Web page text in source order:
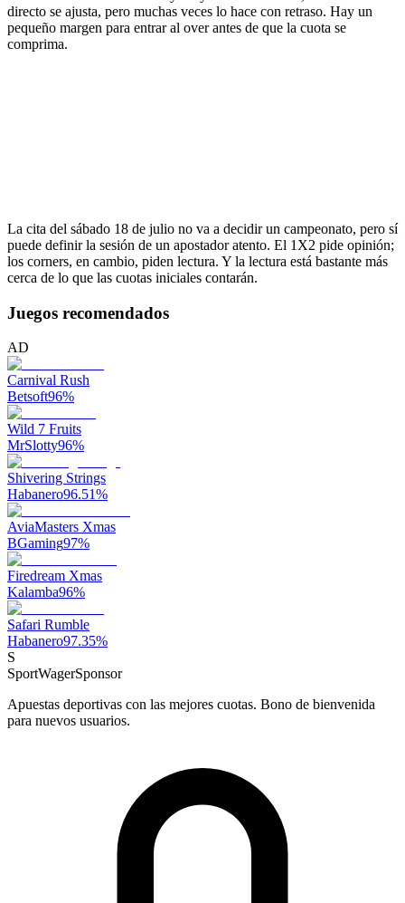
directo se ajusta, pero muchas veces lo hace con retraso. Hay un
pequeño margen para entrar al over antes de que la cuota se
comprima.
La cita del sábado 18 de julio no va a decidir un campeonato, pero sí
puede definir la sesión de un apostador atento. El 1X2 pide opinión;
los corners, en cambio, piden lectura. Y la lectura está bastante más
cerca de lo que las cuotas iniciales contarán.
Juegos recomendados
AD
Carnival Rush
Betsoft96%
Wild 7 Fruits
MrSlotty96%
Shivering Strings
Habanero96.51%
AviaMasters Xmas
BGaming97%
Firedream Xmas
Kalamba96%
Safari Rumble
Habanero97.35%
S
SportWagerSponsor
Apuestas deportivas con las mejores cuotas. Bono de bienvenida
para nuevos usuarios.